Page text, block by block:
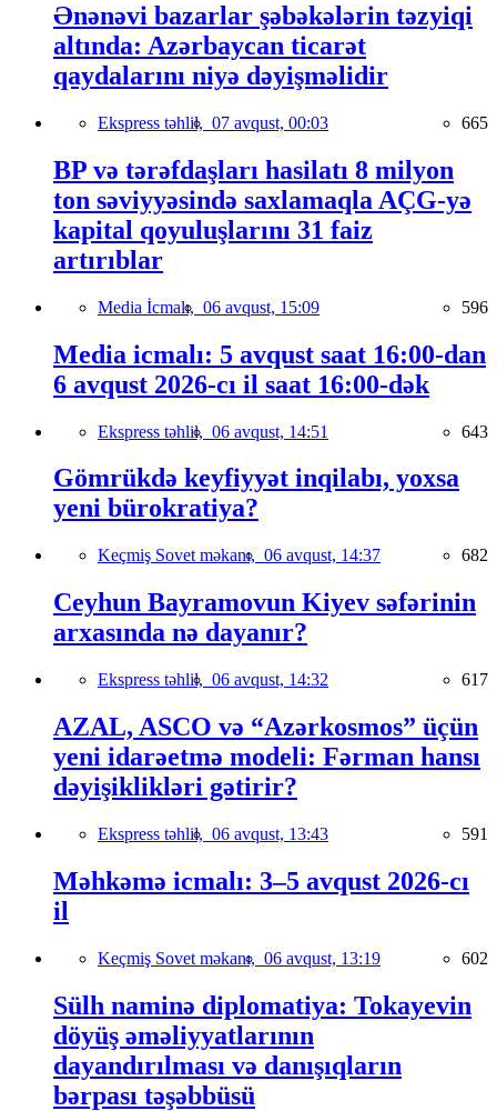
Ənənəvi bazarlar şəbəkələrin təzyiqi
altında: Azərbaycan ticarət
qaydalarını niyə dəyişməlidir
Ekspress təhlil, 07 avqust, 00:03 665
BP və tərəfdaşları hasilatı 8 milyon
ton səviyyəsində saxlamaqla AÇG-yə
kapital qoyuluşlarını 31 faiz
artırıblar
Media İcmalı, 06 avqust, 15:09 596
Media icmalı: 5 avqust saat 16:00-dan
6 avqust 2026-cı il saat 16:00-dək
Ekspress təhlil, 06 avqust, 14:51 643
Gömrükdə keyfiyyət inqilabı, yoxsa
yeni bürokratiya?
Keçmiş Sovet məkanı, 06 avqust, 14:37 682
Ceyhun Bayramovun Kiyev səfərinin
arxasında nə dayanır?
Ekspress təhlil, 06 avqust, 14:32 617
AZAL, ASCO və “Azərkosmos” üçün
yeni idarəetmə modeli: Fərman hansı
dəyişiklikləri gətirir?
Ekspress təhlil, 06 avqust, 13:43 591
Məhkəmə icmalı: 3–5 avqust 2026-cı
il
Keçmiş Sovet məkanı, 06 avqust, 13:19 602
Sülh naminə diplomatiya: Tokayevin
döyüş əməliyyatlarının
dayandırılması və danışıqların
bərpası təşəbbüsü